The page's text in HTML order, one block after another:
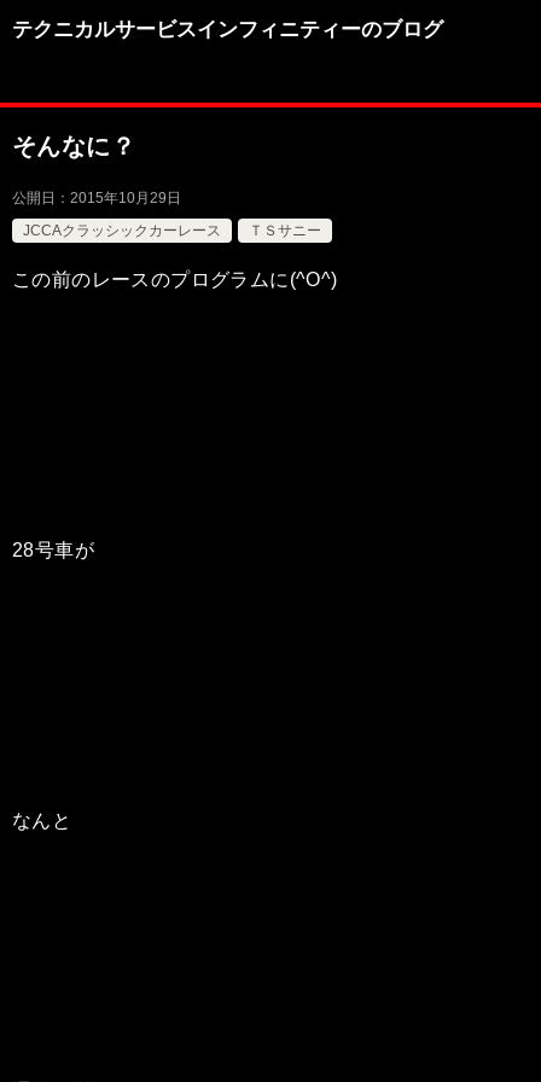
テクニカルサービスインフィニティーのブログ
そんなに？
公開日： 2015年10月29日
JCCAクラッシックカーレース
ＴＳサニー
この前のレースのプログラムに(^O^)
28号車が
なんと